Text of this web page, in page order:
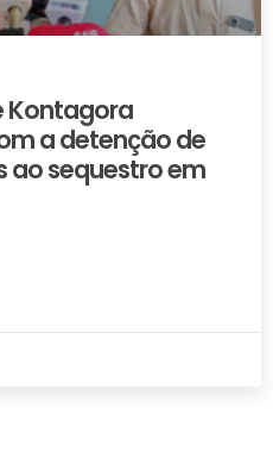
Kontagora
a detenção de
ao sequestro em